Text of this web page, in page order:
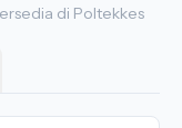
di Poltekkes